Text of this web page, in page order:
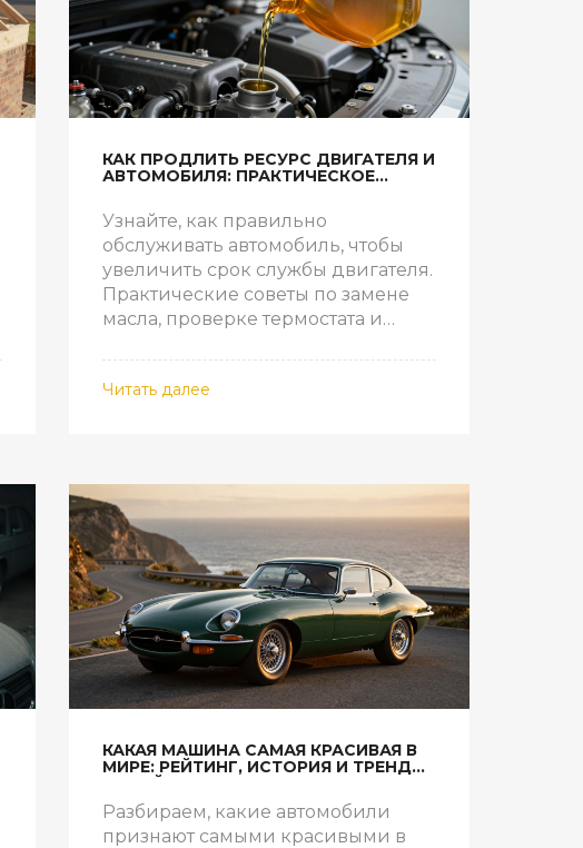
КАК ПРОДЛИТЬ РЕСУРС ДВИГАТЕЛЯ И
АВТОМОБИЛЯ: ПРАКТИЧЕСКОЕ
Узнайте, как правильно
обслуживать автомобиль, чтобы
увеличить срок службы двигателя.
Практические советы по замене
масла, проверке термостата и
Читать далее
КАКАЯ МАШИНА САМАЯ КРАСИВАЯ В
МИРЕ: РЕЙТИНГ, ИСТОРИЯ И ТРЕНДЫ
ДИЗАЙНА
Разбираем, какие автомобили
признают самыми красивыми в